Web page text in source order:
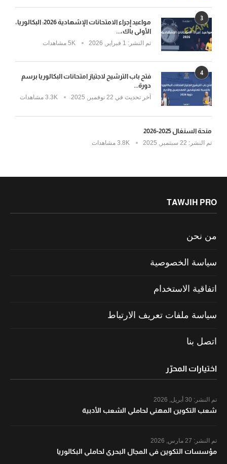
3
مواعيد إجراء الامتحانات الإشهادية 2026: البكالوريا،
الأولى باك،...
تم النشر: 5K مشاهدات
4
فتح باب الترشيح لاجتياز امتحانات البكالوريا برسم
دورة...
آخر تحديث في 3.3K مشاهدات
منحة السنغال 2025-2026
تم النشر: 3.8K مشاهدات
TAWJIH PRO
من نحن
سياسة الخصوصية
اتفاقية الاستخدام
سياسة ملفات تعريف الارتباط
اتصل بنا
اختيارات المحرّر
تم النشر:
شعب التكوين المهني لحاملي الشعب الأدبية
تم النشر:
مؤسسات التكوين في المجال البحري لحاملي البكالوريا